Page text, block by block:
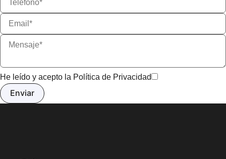
He leído y acepto la Política de Privacidad